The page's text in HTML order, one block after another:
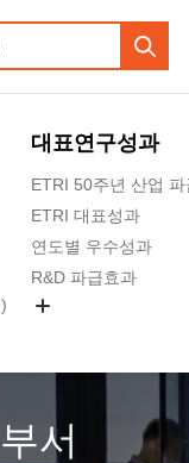
대표연구성과
ETRI 50주년 산업
ETRI 대표성과
연도별 우수성과
R&D 파급효과
서